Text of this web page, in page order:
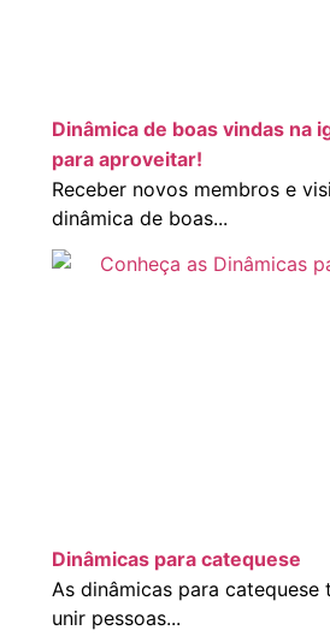
Dinâmica de boas vindas na
para aproveitar!
Receber novos membros e
dinâmica de boas...
Dinâmicas para catequese
As dinâmicas para catequese
unir pessoas...